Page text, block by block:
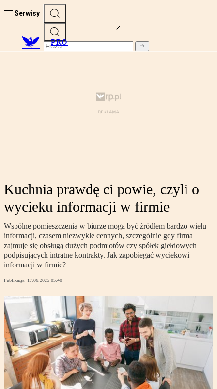
Serwisy
PRO
Kuchnia prawdę ci powie, czyli o
wycieku informacji w firmie
Wspólne pomieszczenia w biurze mogą być źródłem bardzo wielu
informacji, czasem niezwykle cennych, szczególnie gdy firma
zajmuje się obsługą dużych podmiotów czy spółek giełdowych
podpisujących intratne kontrakty. Jak zapobiegać wyciekowi
informacji w firmie?
Publikacja: 17.06.2025 05:40